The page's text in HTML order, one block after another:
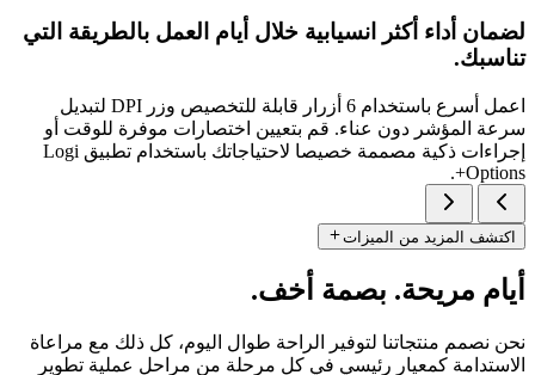
لضمان أداء أكثر انسيابية خلال أيام العمل بالطريقة التي
تناسبك.
اعمل أسرع باستخدام 6 أزرار قابلة للتخصيص وزر DPI لتبديل
سرعة المؤشر دون عناء. قم بتعيين اختصارات موفرة للوقت أو
إجراءات ذكية مصممة خصيصا لاحتياجاتك باستخدام تطبيق Logi
Options+.
اكتشف المزيد من الميزات
أيام مريحة. بصمة أخف.
نحن نصمم منتجاتنا لتوفير الراحة طوال اليوم، كل ذلك مع مراعاة
الاستدامة كمعيار رئيسي في كل مرحلة من مراحل عملية تطوير